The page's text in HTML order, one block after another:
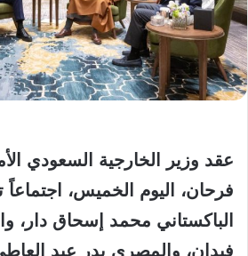
عقد وزير الخارجية السعودي
فرحان، اليوم الخميس، اجتماعاً
الباكستاني محمد إسحاق دار،
فيدان، والمصري بدر عبد